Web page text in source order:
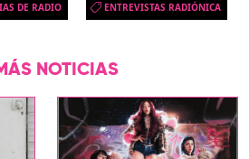
DE RADIO ENTREVISTAS RADIÓNICA
NOTICIAS